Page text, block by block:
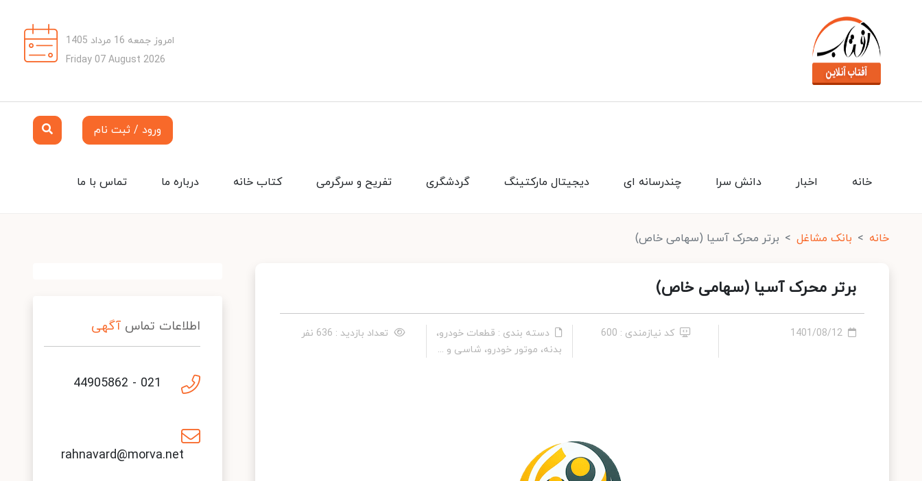
امروز جمعه 16 مرداد 1405
Friday 07 August 2026
ورود / ثبت نام
تماس با ما درباره ما کتاب خانه تفریح و سرگرمی گردشگری دیجیتال مارکتینگ چندرسانه ای دانش سرا اخبار خانه
خانه بانک مشاغل برتر محرک آسیا (سهامی خاص)
برتر محرک آسیا (سهامی خاص)
1401/08/12 کد نیازمندی : 600
دسته بندی : قطعات خودرو،
بدنه، موتور خودرو، شاسی و ...
تعداد بازدید : 636 نفر اطلاعات تماس آگهی
021 - 44905862
rahnavard@morva.net